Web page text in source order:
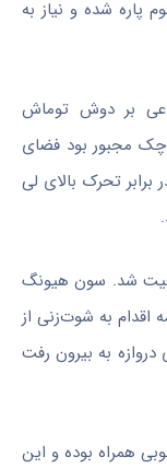
پاره شده و نیاز به
بر دوش توماش
مجبور بود فضای
تحرک بالای لی
موقعیت شد. سون هیونگ
به شوت‌زنی از
بالای دروازه به بیرون رفت
همراه بوده و این